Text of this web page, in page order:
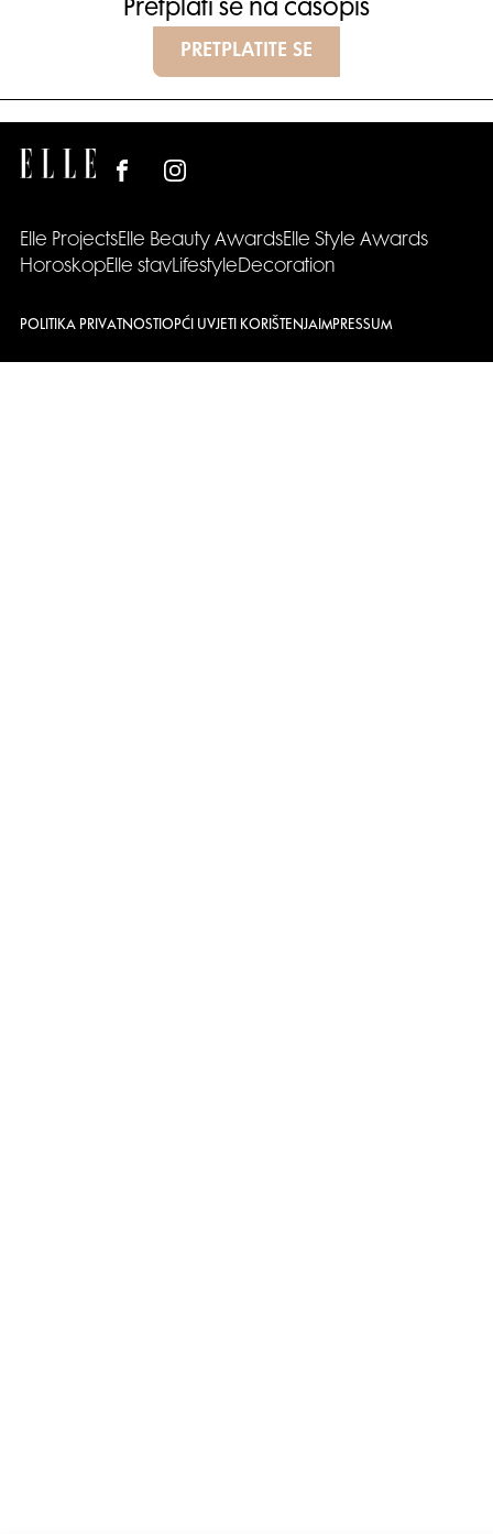
Pretplati se na časopis
PRETPLATITE SE
Elle ProjectsElle Beauty AwardsElle Style Awards
HoroskopElle stavLifestyleDecoration
POLITIKA PRIVATNOSTI OPĆI UVJETI KORIŠTENJA IMPRESSUM